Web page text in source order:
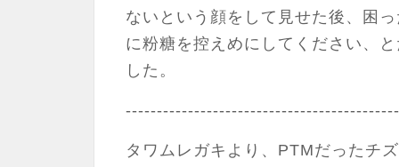
ないという顔をして見せた後、困
に粉糖を控えめにしてください、
した。
--------------------------------------------
タワムレガキより、PTMだったチ